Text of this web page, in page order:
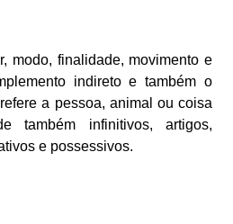
modo, finalidade, movimento e
indireto e também o
a pessoa, animal ou coisa
também infinitivos, artigos,
e possessivos.